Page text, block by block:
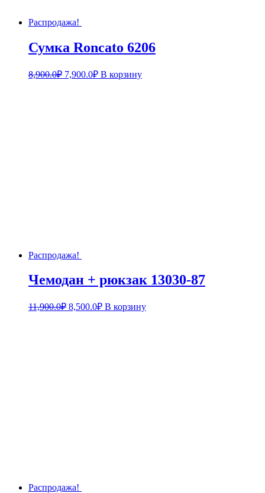
Распродажа!
Сумка Roncato 6206
8,900.0₽ 7,900.0₽ В корзину
Распродажа!
Чемодан + рюкзак 13030-87
11,900.0₽ 8,500.0₽ В корзину
Распродажа!